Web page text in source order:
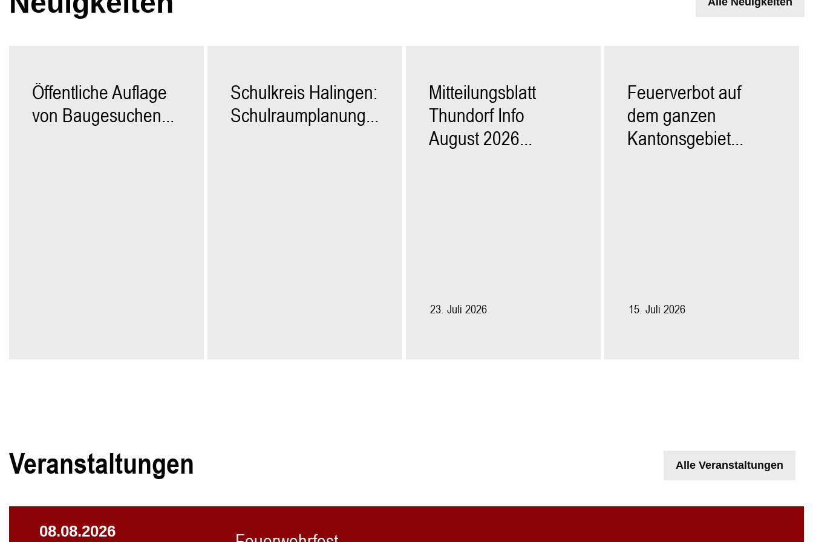
Öffentliche Auflage
von Baugesuchen...
Schulkreis Halingen:
Schulraumplanung...
Mitteilungsblatt
Thundorf Info
August 2026...
23. Juli 2026
Feuerverbot auf
dem ganzen
Kantonsgebiet...
15. Juli 2026
Veranstaltungen
08.08.2026
Alle Veranstaltungen